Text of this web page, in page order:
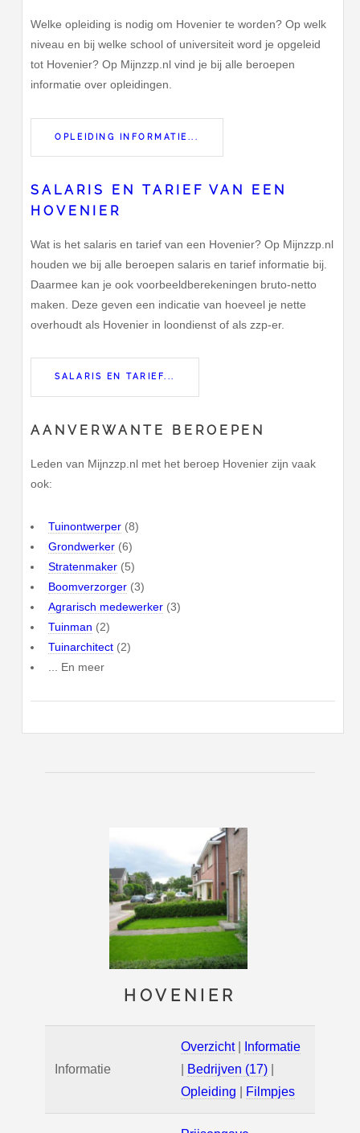
Welke opleiding is nodig om Hovenier te worden? Op welk
niveau en bij welke school of universiteit word je opgeleid
tot Hovenier? Op Mijnzzp.nl vind je bij alle beroepen
informatie over opleidingen.
OPLEIDING INFORMATIE...
SALARIS EN TARIEF VAN EEN
HOVENIER
Wat is het salaris en tarief van een Hovenier? Op Mijnzzp.nl
houden we bij alle beroepen salaris en tarief informatie bij.
Daarmee kan je ook voorbeeldberekeningen bruto-netto
maken. Deze geven een indicatie van hoeveel je nette
overhoudt als Hovenier in loondienst of als zzp-er.
SALARIS EN TARIEF...
AANVERWANTE BEROEPEN
Leden van Mijnzzp.nl met het beroep Hovenier zijn vaak
ook:
Tuinontwerper(8)
Grondwerker(6)
Stratenmaker(5)
Boomverzorger(3)
Agrarisch medewerker(3)
Tuinman (2)
Tuinarchitect(2)
... En meer
HOVENIER
Informatie
Overzicht|
Informatie
Bedrijven (17)
Opleiding
Filmpjes